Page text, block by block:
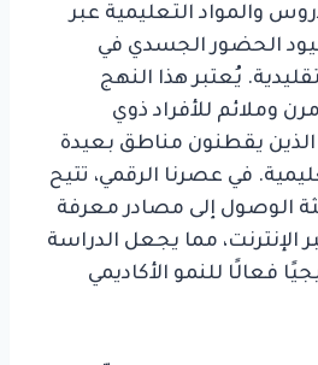
والمواد التعليمية عبر
قيود الحضور الجسدي في
يُعتبر هذا النهج
وملائم للأفراد ذوي
الذين يقطنون مناطق بعيدة
في عصرنا الرقمي، تتيح
الوصول إلى مصادر معرفة
الإنترنت، مما يجعل الدراسة
فعالًا للنمو الأكاديمي